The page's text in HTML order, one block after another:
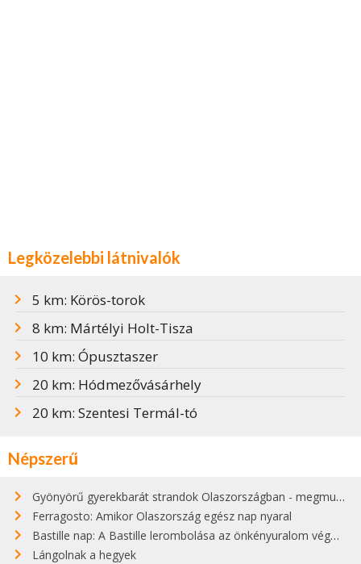
Legközelebbi látnivalók
5 km: Körös-torok
8 km: Mártélyi Holt-Tisza
10 km: Ópusztaszer
20 km: Hódmezővásárhely
20 km: Szentesi Termál-tó
Népszerű
Gyönyörű gyerekbarát strandok Olaszországban - megmutatjuk a 15 legjobbat
Ferragosto: Amikor Olaszország egész nap nyaral
Bastille nap: A Bastille lerombolása az önkényuralom végét jelentette
Lángolnak a hegyek